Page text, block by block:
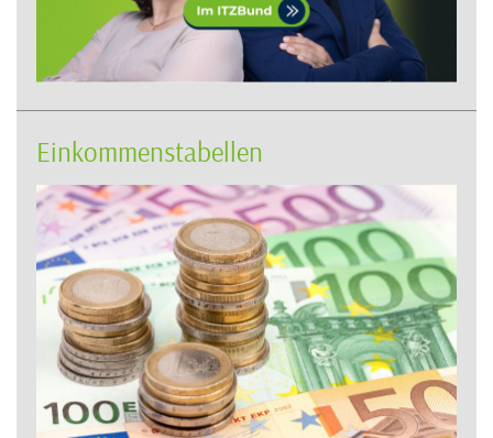
Einkommenstabellen